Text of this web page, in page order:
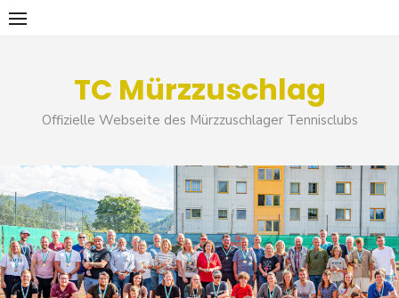
Skip
TC Mürzzuschlag
Offizielle Webseite des Mürzzuschlager Tennisclubs